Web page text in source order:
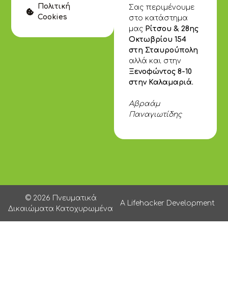
Σας περιμένουμε
στο κατάστημα
μας Ρίτσου & 28ης
Οκτωβρίου 154
στη Σταυρούπολη
αλλά και στην
Ξενοφώντος 8-10
στην Καλαμαριά.
Αβραάμ
Παναγιωτίδης
Πολιτική
Cookies
© 2026 Πνευματικά
Δικαιώματα Κατοχυρωμένα
A Lifehacker Development